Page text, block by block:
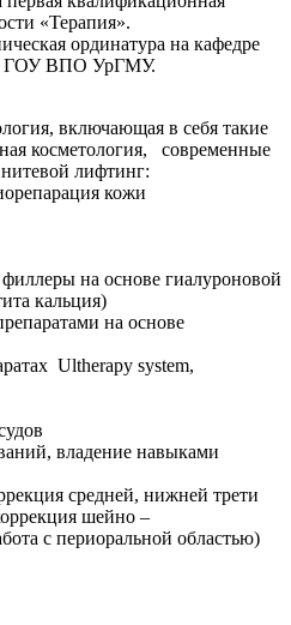
«Терапия».
ординатура на кафедре
ГОУ ВПО УрГМУ.
включающая в себя такие
косметология, современные
лифтинг:
кожи
на основе гиалуроновой
кальция)
на основе
Ultherapy system,
владение навыками
средней, нижней трети
шейно –
с периоральной областью)